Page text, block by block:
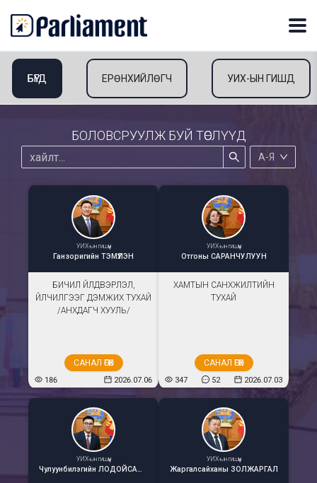
БҮГД ЕРӨНХИЙЛӨГЧ УИХ-ЫН ГИШҮҮД
БОЛОВСРУУЛЖ БУЙ ТӨСЛҮҮД
А-Я
УИХ-ын гишүүн
Ганзоригийн ТЭМҮҮЛЭН
БИЧИЛ ҮЙЛДВЭРЛЭЛ,
ҮЙЛЧИЛГЭЭГ ДЭМЖИХ ТУХАЙ
/АНХДАГЧ ХУУЛЬ/
САНАЛ ӨГӨХ
186 2026.07.06
УИХ-ын гишүүн
Отгоны САРАНЧУЛУУН
ХАМТЫН САНХҮҮЖИЛТИЙН
ТУХАЙ
САНАЛ ӨГӨХ
347 52 2026.07.03
УИХ-ын гишүүн
Чулуунбилэгийн ЛОДОЙСАМБУУ
УИХ-ын гишүүн
Жаргалсайханы ЗОЛЖАРГАЛ